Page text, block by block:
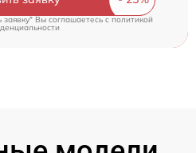
Вы соглашаетесь cполитикой